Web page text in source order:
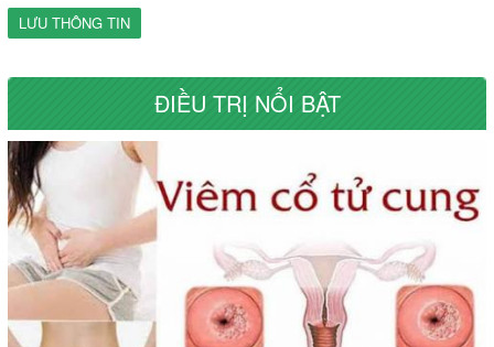
LƯU THÔNG TIN
ĐIỀU TRỊ NỔI BẬT